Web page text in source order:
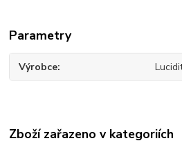
Parametry
Výrobce
Zboží zařazeno v kategoriích